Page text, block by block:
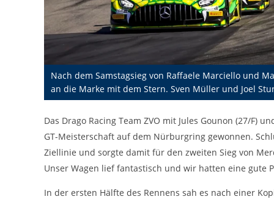
Nach dem Samstagsieg von Raffaele Marciello und
an die Marke mit dem Stern. Sven Müller und Joel
Das Drago Racing Team ZVO mit Jules Gounon (27/F)
GT-Meisterschaft auf dem Nürburgring gewonnen.
Ziellinie und sorgte damit für den zweiten Sieg von
Unser Wagen lief fantastisch und wir hatten eine gute
In der ersten Hälfte des Rennens sah es nach einer
Cookie Consent
Name: cookie_consent
Dieser Cookie speichert die gewählten
Cookie-Einstellungen.
Statistiken
Cookies, die der Sammlung von Informationen und Erstellung von
einzelne Besucher persönlich identifiziert werden können.